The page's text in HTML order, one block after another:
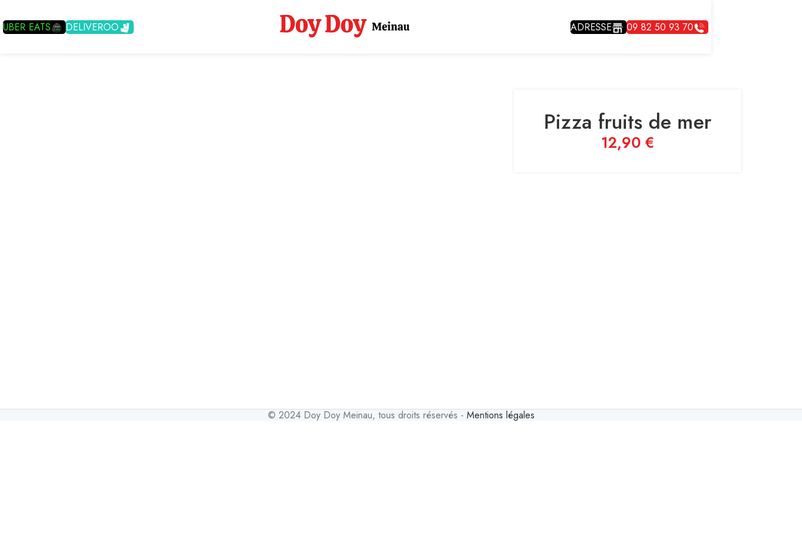
UBER EATS DELIVEROO ADRESSE 09 82 50 93 70
Pizza fruits de mer
12,90 €
© 2024 Doy Doy Meinau, tous droits réservés - Mentions légales